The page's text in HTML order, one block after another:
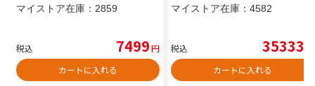
マイストア在庫： 2859
税込 7499円
カートに入れる
マイストア在庫： 4582
税込 35333
カートに入れる